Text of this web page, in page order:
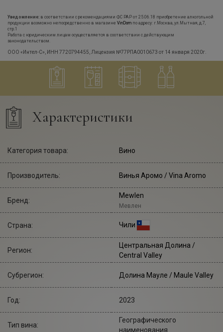
Уведомление: в соответствии с рекомендациями ФС РАР от 25.06.18 приобретение алкогольной
продукции возможно непосредственно в магазине VinDom по адресу: г.Москва, ул.Мытная, д.7,
стр.1
Работа с юридическим лицам осуществляется в соответствии с действующим
законодательством.
ООО «Интел-С», ИНН 7720794455, Лицензия №77РПА0010673 от 14 января 2020г.
Характеристики
Категория товара: Вино
Производитель: Винья Аромо / Vina Aromo
Бренд:
Mewlen
Мевлен
Страна: Чили
Регион:
Центральная Долина /
Central Valley
Субрегион: Долина Мауле / Maule Valley
Год: 2023
Тип вина:
Географического
наименования